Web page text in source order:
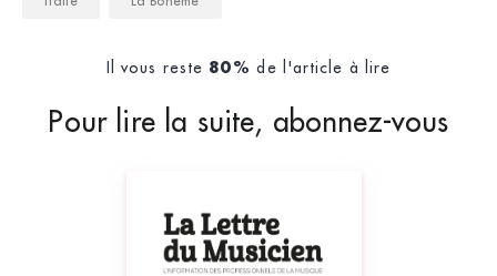
Il vous reste 80% de l'article à lire
Pour lire la suite, abonnez-vous